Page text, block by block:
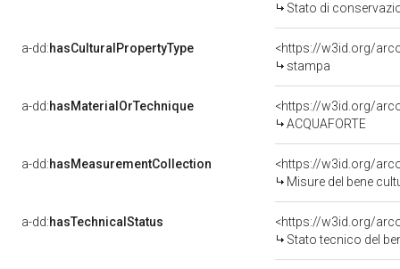
Stato di
a-dd:hasCulturalPropertyType
<https://w3id.org/
stampa
a-dd:hasMaterialOrTechnique
<https://w3id.org/
ACQUAFORTE
a-dd:hasMeasurementCollection
<https://w3id.org/
Misure del bene
a-dd:hasTechnicalStatus
<https://w3id.org/
Stato tecnico del